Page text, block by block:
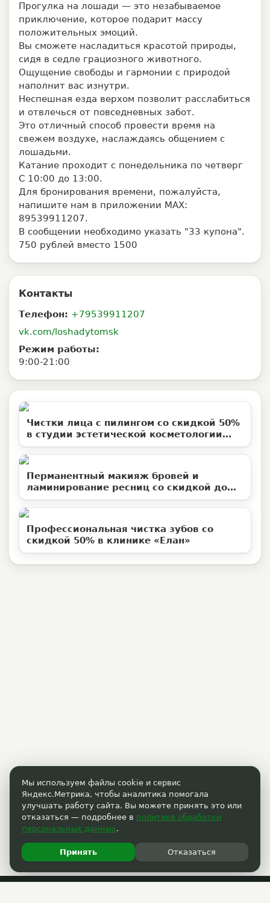
Прогулка на лошади — это незабываемое
приключение, которое подарит массу
положительных эмоций.
Вы сможете насладиться красотой природы,
сидя в седле грациозного животного.
Ощущение свободы и гармонии с природой
наполнит вас изнутри.
Неспешная езда верхом позволит расслабиться
и отвлечься от повседневных забот.
Это отличный способ провести время на
свежем воздухе, наслаждаясь общением с
лошадьми.
Катание проходит с понедельника по четверг
С 10:00 до 13:00.
Для бронирования времени, пожалуйста,
напишите нам в приложении МАХ:
89539911207.
В сообщении необходимо указать "33 купона".
750 рублей вместо 1500
Контакты
Телефон: +79539911207
vk.com/loshadytomsk
Режим работы:
9:00-21:00
Чистки лица с пилингом со скидкой 50%
в студии эстетической косметологии
«Территория ВуМен»
Перманентный макияж бровей и
ламинирование ресниц со скидкой до
50%
Профессиональная чистка зубов со
скидкой 50% в клинике «Елан»
Мы используем файлы cookie и сервис
Яндекс.Метрика, чтобы аналитика помогала
улучшать работу сайта. Вы можете принять это или
отказаться — подробнее в политике обработки
персональных данных.
Принять Отказаться